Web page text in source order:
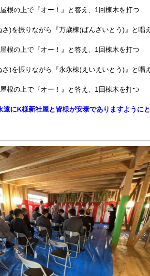
根の上で『オー！』と答え、1回棟木を打つ
)を振りながら『万歳棟(ばんざいとう)』と唱
根の上で『オー！』と答え、1回棟木を打つ
)を振りながら『永永棟(えいえいとう)』と唱
根の上で『オー！』と答え、1回棟木を打つ
遠にK様新社屋と皆様が安泰でありますように